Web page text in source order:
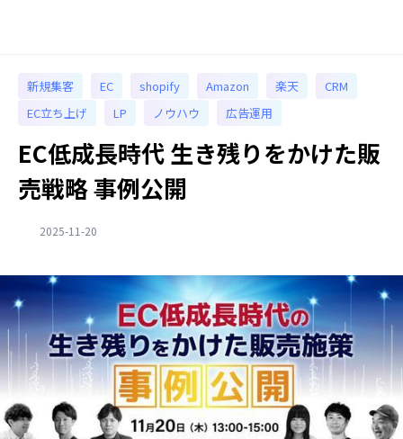
新規集客 EC shopify Amazon 楽天
CRM
EC立ち上げ
LP ノウハウ 広告運用
EC低成長時代 生き残りをかけた販
売戦略 事例公開
2025-11-20